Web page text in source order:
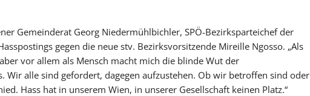
Gemeinderat Georg Niedermühlbichler, SPÖ-Bezirksparteichef der
gegen die neue stv. Bezirksvorsitzende Mireille Ngosso. „Als
vor allem als Mensch macht mich die blinde Wut der
Wir alle sind gefordert, dagegen aufzustehen. Ob wir betroffen sind oder
Hass hat in unserem Wien, in unserer Gesellschaft keinen Platz.“